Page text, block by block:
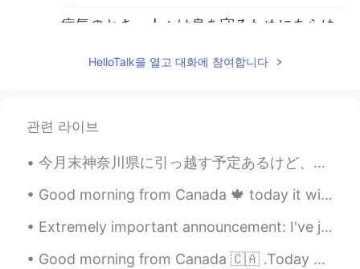
病気のとき、人々は身を守るためにあらゆ
中世の医者より、現代科学は信頼できると
Oloshipa
これは医者だったんですね😱😱😱😱
HelloTalk을 열고 대화에 참여합니다
관련 라이브
今月末神奈川県に引っ越す予定あるけど、準備がめんどくさくて、ずっとサボっている 今日はシャワー浴びて郵便局に行こうと思ったら、30分くらいで、休みでボサボサになってきた髭を変な形に剃って遊んで...
Good morning from Canada 🍁 today it will be cloudy ⛅️! Just came from my morning run 🏃‍♂️ today b...
Extremely important announcement: I've just discovered white-browed tit-warblers exist 🥺🥺🥺💗💗💜💕💓💖💗
Good morning from Canada 🇨🇦 .Today breakfast is grilled cheese 🧀 with ham and turkey plus bacon ^...